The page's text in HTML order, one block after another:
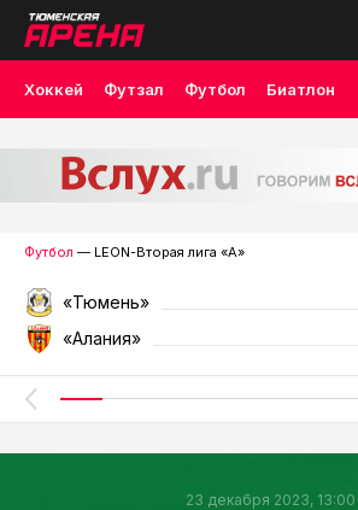
Хоккей Футзал Футбол Биатлон
Футбол — LEON-Вторая лига «А»
«Тюмень»
«Алания»
23 декабря 2023, 13:00